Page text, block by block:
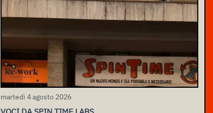
martedì 4 agosto 2026